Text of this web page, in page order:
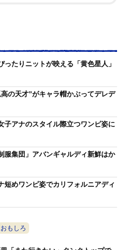
ったりニットが映える「黄色星人」
高の天才”がキャラ帽かぶってデレデ
子アナのスタイル際立つワンピ姿に
服集団」アバンギャルディ新鮮はか
短めワンピ姿でカリフォルニアディ
おもしろ